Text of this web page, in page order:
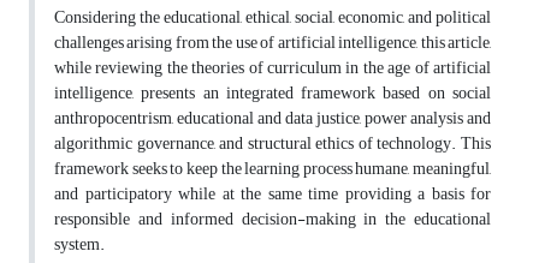
Considering the educational, ethical, social, economic, and political
challenges arising from the use of artificial intelligence, this article,
while reviewing the theories of curriculum in the age of artificial
intelligence, presents an integrated framework based on social
anthropocentrism, educational and data justice, power analysis and
algorithmic governance, and structural ethics of technology. This
framework seeks to keep the learning process humane, meaningful,
and participatory while at the same time providing a basis for
responsible and informed decision-making in the educational
system.